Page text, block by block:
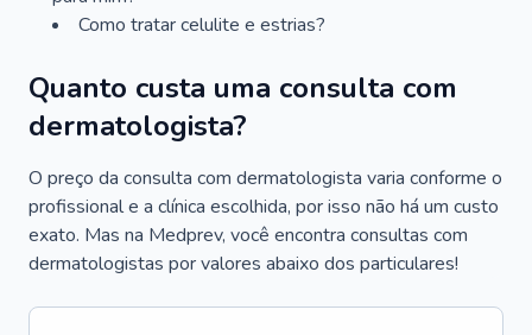
Como tratar celulite e estrias?
Quanto custa uma consulta com
dermatologista?
O preço da consulta com dermatologista varia conforme o
profissional e a clínica escolhida, por isso não há um custo
exato. Mas na Medprev, você encontra consultas com
dermatologistas por valores abaixo dos particulares!